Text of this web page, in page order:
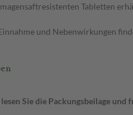
Tabletten
und Nebenwirkungen
Sie die Packungsbeilage